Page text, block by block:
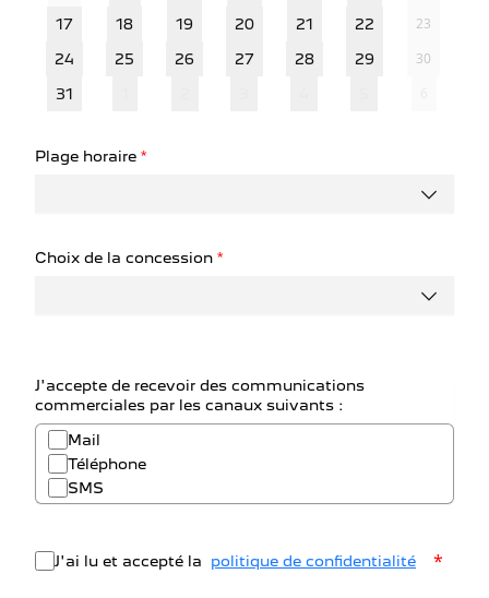
17 18 19 20 21 22 23
24 25 26 27 28 29 30
31
Plage horaire *
Choix de la concession *
J'accepte de recevoir des communications
commerciales par les canaux suivants :
Mail
Téléphone
SMS
J'ai lu et accepté la politique de confidentialité *